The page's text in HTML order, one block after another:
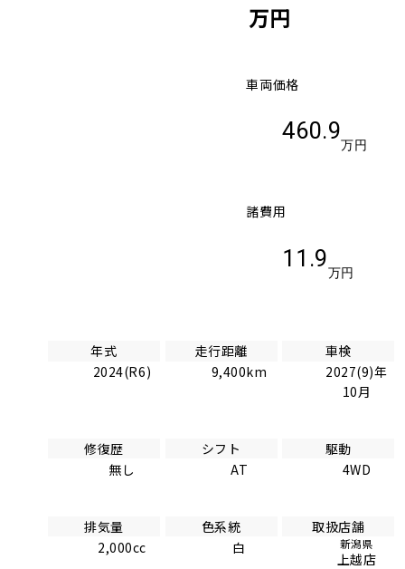
万円
車両価格
460.9
万円
諸費用
11.9
万円
年式
2024(R6)
走行距離
9,400km
車検
2027(9)年
10月
修復歴
無し
シフト
AT
駆動
4WD
排気量
2,000cc
色系統
白
取扱店舗
新潟県
上越店